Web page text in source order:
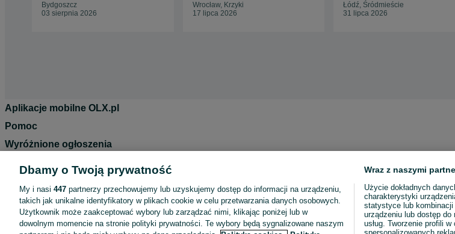
Bydgoszcz
03 sierpnia 2026
Wrocław, Krzyki
17 lipca 2026
Łódź, Śródmieście
31 lipca 2026
Aplikacje mobilne OLX.pl
Pomoc
Wyróżnione ogłoszenia
Regulamin
Polityka prywatności
Dbamy o Twoją prywatność
My i nasi 447 partnerzy przechowujemy lub uzyskujemy dostęp do informacji na urządzeniu,
takich jak unikalne identyfikatory w plikach cookie w celu przetwarzania danych osobowych.
Użytkownik może zaakceptować wybory lub zarządzać nimi, klikając poniżej lub w
dowolnym momencie na stronie polityki prywatności. Te wybory będą sygnalizowane naszym
Wraz z naszymi
Użycie dokładnych
charakterystyki
statystyce lub kombinacji
urządzeniu lub dostęp
usług. Tworzenie profili